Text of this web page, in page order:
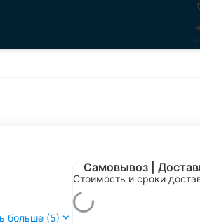
больше (5)
Самовывоз |
Стоимость и сроки